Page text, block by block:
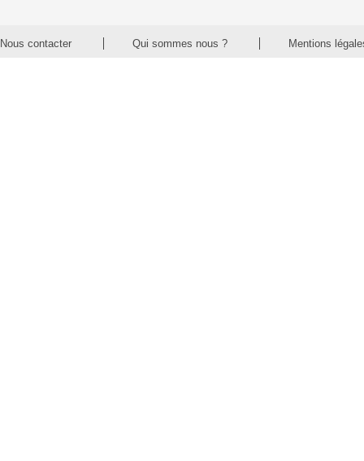
Nous contacter Qui sommes nous ? Mentions